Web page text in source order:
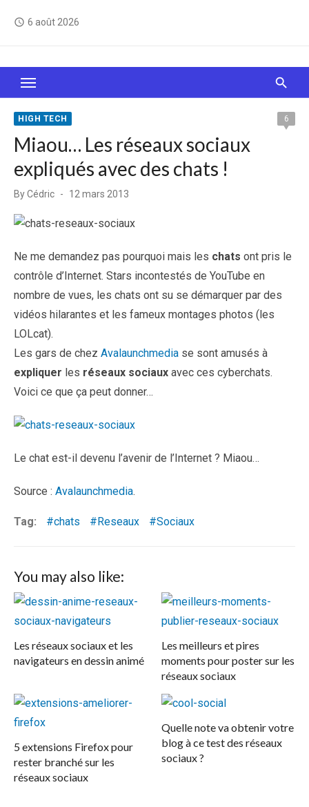
access_time 6 août 2026
Le Web, c'est comme une boîte de chocolats… On
sait jamais sur quoi on va tomber !
HIGH TECH 6
Miaou… Les réseaux sociaux
expliqués avec des chats !
ByCédric
Posted
12 mars 2013
Ne me demandez pas pourquoi mais les chats ont pris le
contrôle d’Internet. Stars incontestés de YouTube en
nombre de vues, les chats ont su se démarquer par des
vidéos hilarantes et les fameux montages photos (les
LOLcat).
Les gars de chez Avalaunchmedia se sont amusés à
expliquer les réseaux sociaux avec ces cyberchats.
Voici ce que ça peut donner…
Le chat est-il devenu l’avenir de l’Internet ? Miaou…
Source : Avalaunchmedia.
Tag: chats Reseaux Sociaux
You may also like:
Les réseaux sociaux et les
navigateurs en dessin animé
Les meilleurs et pires
moments pour poster sur les
réseaux sociaux
5 extensions Firefox pour
rester branché sur les
réseaux sociaux
Quelle note va obtenir votre
blog à ce test des réseaux
sociaux ?